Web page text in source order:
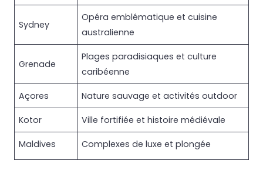
Sydney
Opéra emblématique et cuisine
australienne
Grenade
Plages paradisiaques et culture
caribéenne
Açores Nature sauvage et activités outdoor
Kotor Ville fortifiée et histoire médiévale
Maldives Complexes de luxe et plongée